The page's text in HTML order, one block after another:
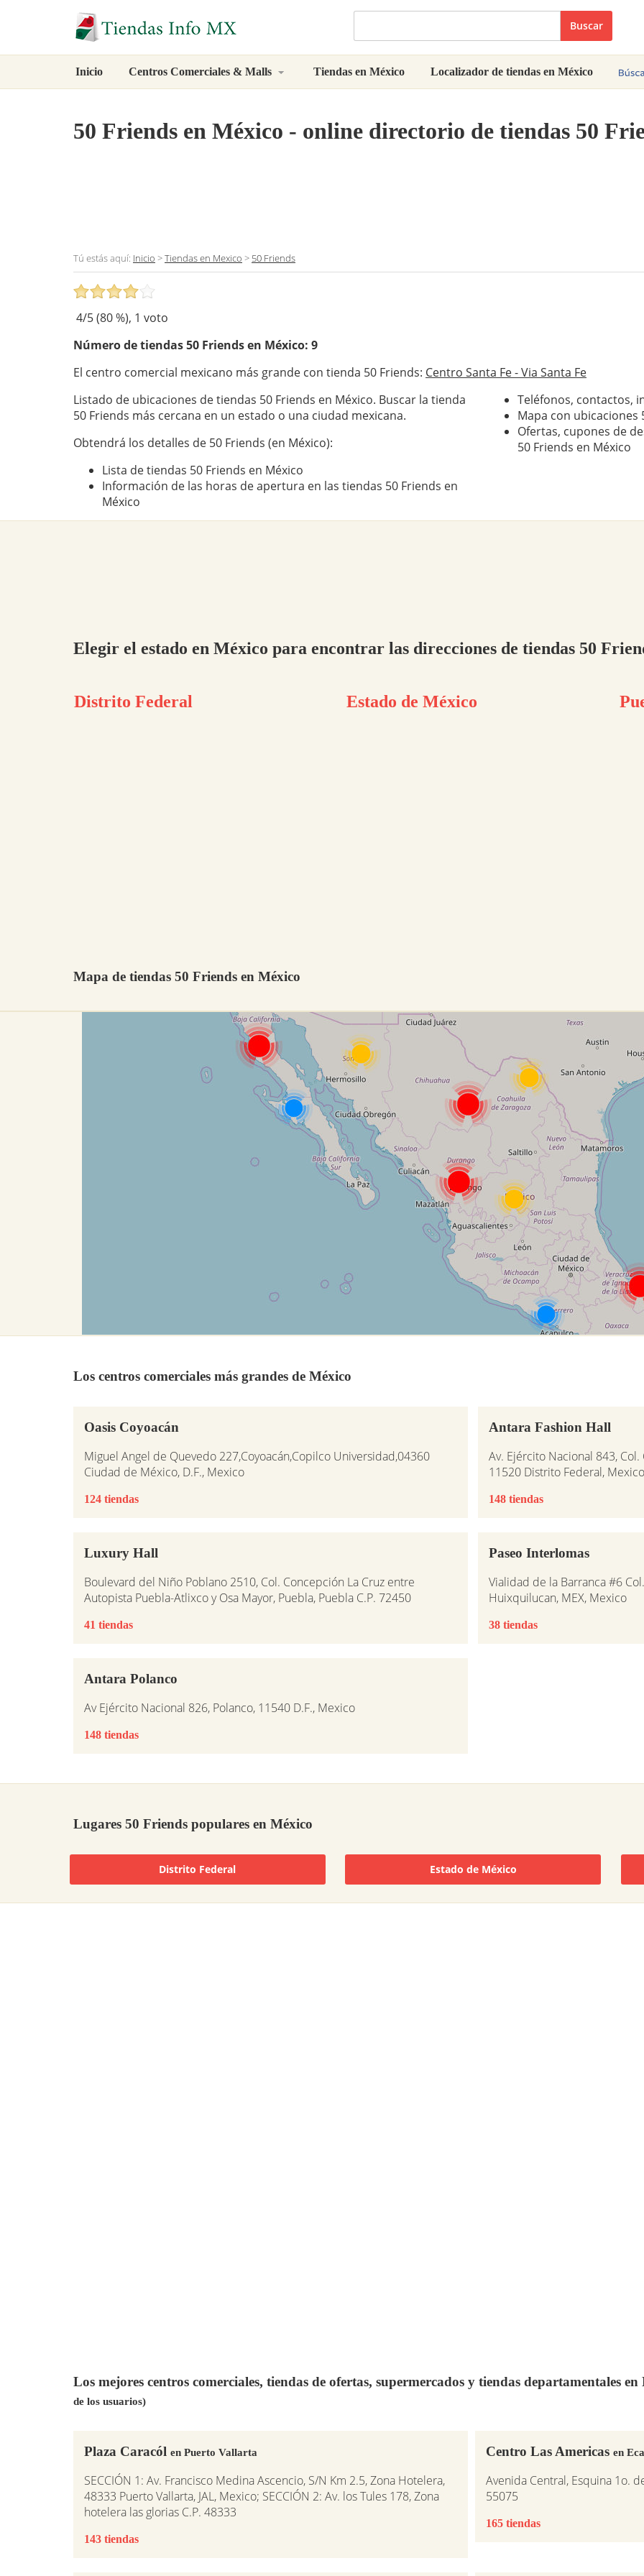
Buscar
Inicio Centros Comerciales & Malls Tiendas en México Localizador de tiendas en México
50 Friends en México - online directorio de tiendas 50
Tú estás aquí: Inicio >Tiendas en Mexico > 50 Friends
4/5 (80%), 1 voto
Número de tiendas50 Friendsen México: 9
El centro comercial mexicano más grande con tienda 50 Friends: Centro Santa Fe - Via Santa Fe
Listado de ubicaciones de tiendas 50 Friends en México. Buscar la tienda
50 Friends más cercana en un estado o una ciudad mexicana.
Obtendrá los detalles de 50 Friends (en México):
Lista de tiendas 50 Friends en México
Información de las horas de apertura en las tiendas 50 Friends en
México
Teléfonos, contactos,
Mapa con ubicaciones
Ofertas, cupones de
50 Friends en México
Elegir el estado en México para encontrar las direcciones de tiendas 50
Distrito Federal Estado de México
Mapa de tiendas 50 Friends en México
Los centros comerciales más grandes de México
Oasis Coyoacán
Miguel Angel de Quevedo 227,Coyoacán,Copilco Universidad,04360
Ciudad de México, D.F., Mexico
124 tiendas
Antara Fashion Hall
Av. Ejército Nacional 843,
11520 Distrito Federal, Mexico
148 tiendas
Luxury Hall
Boulevard del Niño Poblano 2510, Col. Concepción La Cruz entre
Autopista Puebla-Atlixco y Osa Mayor, Puebla, Puebla C.P. 72450
41 tiendas
Paseo Interlomas
Vialidad de la Barranca #6
Huixquilucan, MEX, Mexico
38 tiendas
Antara Polanco
Av Ejército Nacional 826, Polanco, 11540 D.F., Mexico
148 tiendas
Lugares 50 Friends populares en México
Distrito Federal Estado de México
Los mejores centros comerciales, tiendas de ofertas, supermercados y tiendas departamentales en
de los usuarios)
Plaza Caracól en Puerto Vallarta
SECCIÓN 1: Av. Francisco Medina Ascencio, S/N Km 2.5, Zona Hotelera,
48333 Puerto Vallarta, JAL, Mexico; SECCIÓN 2: Av. los Tules 178, Zona
hotelera las glorias C.P. 48333
143 tiendas
Centro Las Americas en
Avenida Central, Esquina 1o.
55075
165 tiendas